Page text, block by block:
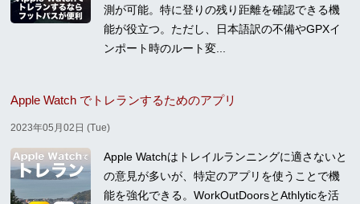
測が可能。特に登りの残り距離を確認できる機
能が役立つ。ただし、日本語訳の不備やGPXイ
ンポート時のルート変...
Apple Watch でトレランするためのアプリ
2023年05月02日 (Tue)
Apple Watchはトレイルランニングに適さないと
の意見が多いが、特定のアプリを使うことで機
能を強化できる。WorkOutDoorsとAthlyticを活